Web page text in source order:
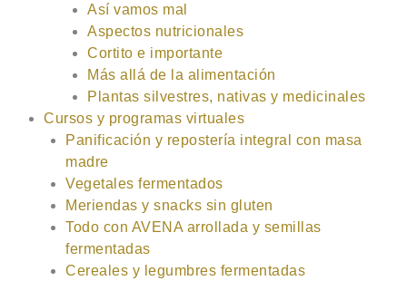
Así vamos mal
Aspectos nutricionales
Cortito e importante
Más allá de la alimentación
Plantas silvestres, nativas y medicinales
Cursos y programas virtuales
Panificación y repostería integral con masa
madre
Vegetales fermentados
Meriendas y snacks sin gluten
Todo con AVENA arrollada y semillas
fermentadas
Cereales y legumbres fermentadas